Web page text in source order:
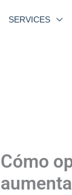
SERVICES
Cómo